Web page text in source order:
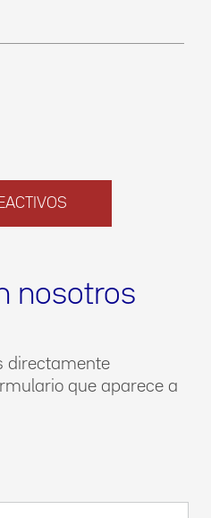
nosotros
directamente
que aparece a